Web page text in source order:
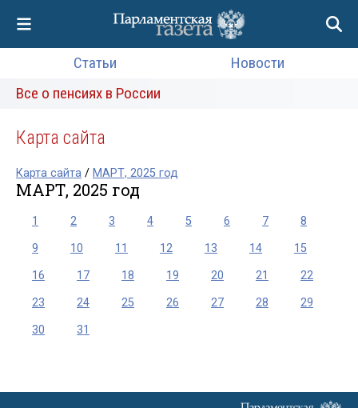
Статьи
Новости
Все о пенсиях в России
Карта сайта
Карта сайта / МАРТ, 2025 год
МАРТ, 2025 год
1 2 3 4 5 6 7
8
9
10 11 12 13 14
15
16
17 18 19 20 21
22
23
24 25 26 27 28
29
30
31